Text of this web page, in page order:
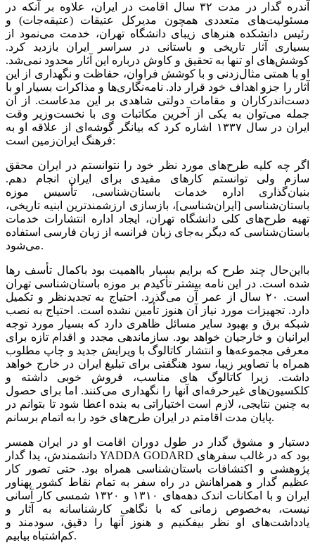
آندره گدار در مدت ۳۲ سال اقامت در ایران، علاوه بر آنکه در
مسئولیت‌های متعددی همچون مدیرکل عتیقات (عتیقه‌جات) و
رئیس دانشکده هنرهای زیبای دانشگاه تهران، خدمت می‌نمود از
بسیاری آثار تاریخی و باستانی در سراسر ایران بازدید کرد.
کوشش‌های او تنها به تحقیق و کاوش درباره این آثار محدود نمی‌شد.
او با همتی مثال‌زدنی و با کوشش فراوان، حفاظت و نگهداری از این
آثار را جزو اهداف خود قرار داد. نامه‌نگاری‌ها و مذاکرات بسیار او با
دست‌اندرکاران و مقامات دولتی شاهدی بر این مدعاست. از آن
جمله می‌توان به یکی از آخرین مکاتبات وی با نخست‌وزیر وقت
ایران در سال ۱۳۳۷ اشاره کرد که بیانگر گوشه‌ای از علاقه او به
فرهنگ ایران‌زمین است:
اگر چه کلیه طرح‌های مورد نظر خود را نتوانستم در ایران محقق
سازم ولی توانستم کارهای مفیدی برای ایران انجام دهم.
بنیان‌گذاری اداره خدمات باستان‌شناسی، تأسیس موزه
باستان‌شناسی [ایران‌شناسی]، بازسازی ارزشمندترین ابنیه تاریخی،
تهیه طرح‌های کلی دانشگاه تهران، ایجاد اداره انتشارات خدمات
باستان‌شناسی که دیگر به‌جای زبان فرانسه از زبان فارسی استفاده
می‌شود.
بااین‌حال چند طرح که برایم بسیار بااهمیت بود باکمال تأسف رها
شده است. در این نامه بیشتر تأکیدم بر موزه باستان‌شناسی تهران
است. ۲۰ سال از عمر آن می‌گذرد. احتیاج به تجدیدنظر و تکمیل
دارد. تجهیزات مورد نیاز آن هنوز تأمین نشده است. احتیاج به نصب
شبکه برق و بهبود سایر مسائل ظاهری دارد که بسیار مورد توجه
ایرانیان و خارجیان خواهد بود. سازماندهی مجدد و اقدام تازه برای
معرفی مجموعه‌ها و انتشار کاتالوگ با ویرایش جدید و چاپ مطلوب
همراه با تصاویر زیبا، سود هنگفتی برای تبلیغ ایران در خارج خواهد
داشت. زیرا کاتالوگ های مناسب، فروش خوبی داشته و
کلکسیون‌های غیرحرفه‌ای آنها را نگهداری می‌کنند. اما برای حصول
به چنین نتایجی، لازم است اختیاراتی به بنده اعطا شود تا بتوانم در
پایان مدت اقامتم در ایران طرح‌های خود را به اتمام برسانم.
دستیار و مشوق گدار در طول دوران اقامت او در ایران همسر
دانشمندش، یدا گدار YADDA GODARD بود که در غالب سفرهای
پژوهشی و اکتشافات باستان‌شناسی همراه بود. حتی تصور کار
عظیم گدار و همراهانش در راه سفر به تمام نقاط کشور پهناور
ایران و با امکانات اندک دهه‌های ۱۳۱۰ و ۱۳۲۰ شمسی کار آسانی
نیست، به‌خصوص زمانی که با نگاهی کارشناسانه به آثار و
یادداشت‌های او نظر بیفکنیم و هنوز آنها را دقیق، سودمند و
کم‌اشتباه بیابیم.